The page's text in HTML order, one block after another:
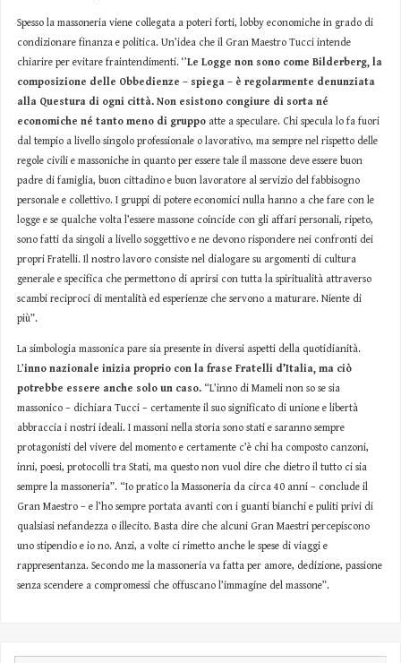
Spesso la massoneria viene collegata a poteri forti, lobby economiche in grado di
condizionare finanza e politica. Un’idea che il Gran Maestro Tucci intende
chiarire per evitare fraintendimenti. ‘’Le Logge non sono come Bilderberg, la
composizione delle Obbedienze – spiega – è regolarmente denunziata
alla Questura di ogni città. Non esistono congiure di sorta né
economiche né tanto meno di gruppoatte a speculare. Chi specula lo fa fuori
dal tempio a livello singolo professionale o lavorativo, ma sempre nel rispetto delle
regole civili e massoniche in quanto per essere tale il massone deve essere buon
padre di famiglia, buon cittadino e buon lavoratore al servizio del fabbisogno
personale e collettivo. I gruppi di potere economici nulla hanno a che fare con le
logge e se qualche volta l’essere massone coincide con gli affari personali, ripeto,
sono fatti da singoli a livello soggettivo e ne devono rispondere nei confronti dei
propri Fratelli. Il nostro lavoro consiste nel dialogare su argomenti di cultura
generale e specifica che permettono di aprirsi con tutta la spiritualità attraverso
scambi reciproci di mentalità ed esperienze che servono a maturare. Niente di
più”.
La simbologia massonica pare sia presente in diversi aspetti della quotidianità.
L’inno nazionale inizia proprio con la frase Fratelli d’Italia, ma ciò
potrebbe essere anche solo un caso.“L’inno di Mameli non so se sia
massonico – dichiara Tucci – certamente il suo significato di unione e libertà
abbraccia i nostri ideali. I massoni nella storia sono stati e saranno sempre
protagonisti del vivere del momento e certamente c’è chi ha composto canzoni,
inni, poesi, protocolli tra Stati, ma questo non vuol dire che dietro il tutto ci sia
sempre la massoneria”. “Io pratico la Massoneria da circa 40 anni – conclude il
Gran Maestro – e l’ho sempre portata avanti con i guanti bianchi e puliti privi di
qualsiasi nefandezza o illecito. Basta dire che alcuni Gran Maestri percepiscono
uno stipendio e io no. Anzi, a volte ci rimetto anche le spese di viaggi e
rappresentanza. Secondo me la massoneria va fatta per amore, dedizione, passione
senza scendere a compromessi che offuscano l’immagine del massone”.